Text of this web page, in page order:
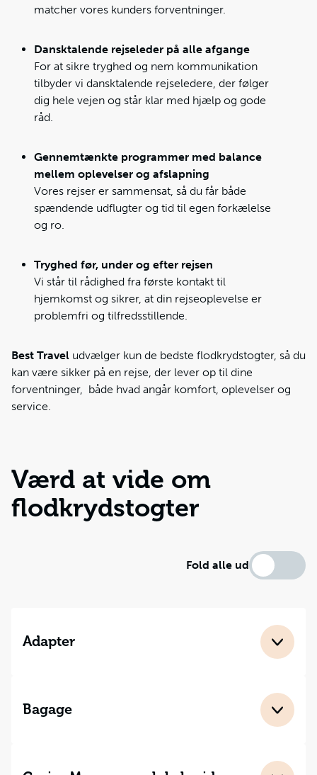
matcher vores kunders forventninger.
Dansktalende rejseleder på alle afgange
For at sikre tryghed og nem kommunikation
tilbyder vi dansktalende rejseledere, der følger
dig hele vejen og står klar med hjælp og gode
råd.
Gennemtænkte programmer med balance
mellem oplevelser og afslapning
Vores rejser er sammensat, så du får både
spændende udflugter og tid til egen forkælelse
og ro.
Tryghed før, under og efter rejsen
Vi står til rådighed fra første kontakt til
hjemkomst og sikrer, at din rejseoplevelse er
problemfri og tilfredsstillende.
Best Travel udvælger kun de bedste flodkrydstogter, så du
kan være sikker på en rejse, der lever op til dine
forventninger, både hvad angår komfort, oplevelser og
service.
Værd at vide om
flodkrydstogter
Fold alle ud
Adapter
må ikke medtages af hensyn til brandsikkerheden.
Bagage
er forsynet med navnemærke med for- og efternavn.